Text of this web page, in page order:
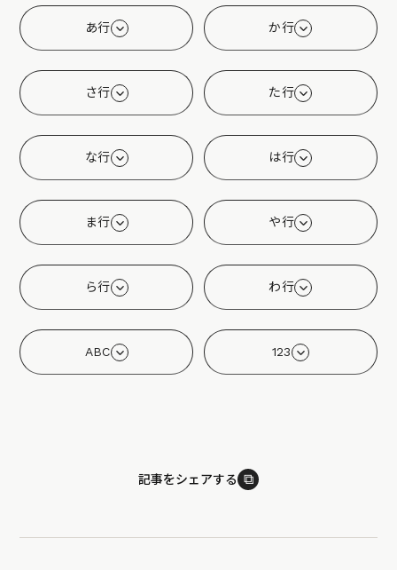
あ行 か行
さ行 た行
な行 は行
ま行 や行
ら行 わ行
ABC 123
記事をシェアする ⧉